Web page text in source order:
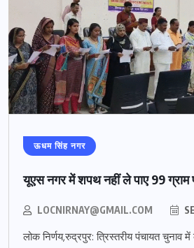
ऊधम सिंह नगर
यूएस नगर में शपथ नहीं ले पाए 99 ग्राम
LOCNIRNAY@GMAIL.COM
लोक निर्णय,रुद्रपुर: त्रिस्तरीय पंचायत चुनाव